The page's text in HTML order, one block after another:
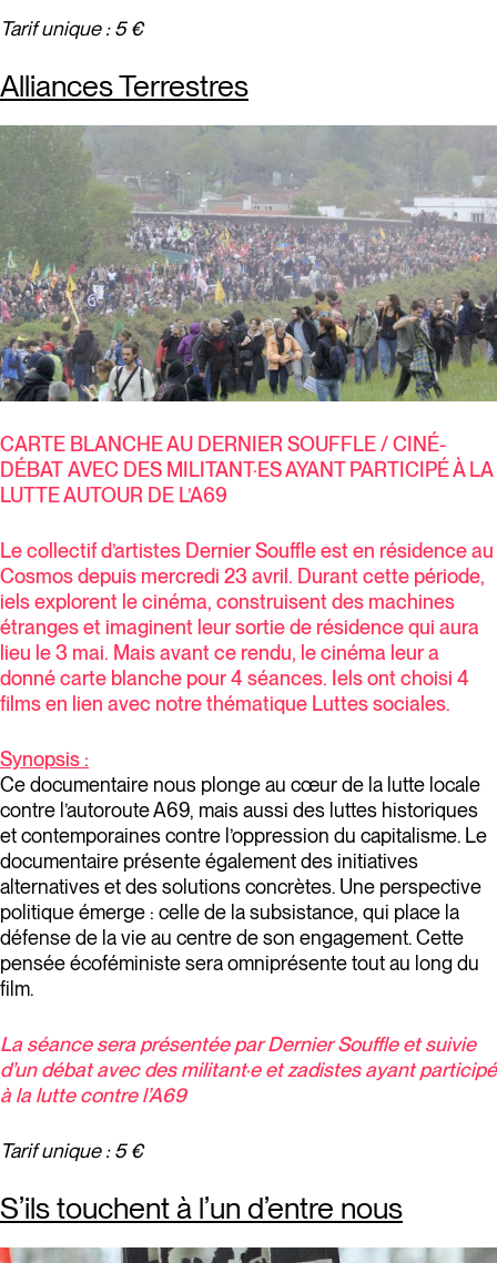
Tarif unique : 5 €
Alliances Terrestres
CARTE BLANCHE AU DERNIER SOUFFLE / CINÉ-
DÉBATAVEC DES MILITANT·ES AYANT PARTICIPÉ À LA
LUTTE AUTOUR DE L’A69
Le collectif d’artistes Dernier Souffle est en résidence au
Cosmos depuis mercredi 23 avril. Durant cette période,
iels explorent le cinéma, construisent des machines
étranges et imaginent leur sortie de résidence qui aura
lieu le 3 mai. Mais avant ce rendu, le cinéma leur a
donné carte blanche pour 4 séances. Iels ont choisi 4
films en lien avec notre thématique Luttes sociales.
Synopsis :
Ce documentaire nous plonge au cœur de la lutte locale
contre l’autoroute A69, mais aussi des luttes historiques
et contemporaines contre l’oppression du capitalisme. Le
documentaire présente également des initiatives
alternatives et des solutions concrètes. Une perspective
politique émerge : celle de la subsistance, qui place la
défense de la vie au centre de son engagement. Cette
pensée écoféministe sera omniprésente tout au long du
film.
La séance sera présentée par Dernier Souffle et suivie
d’un débat avec des militant·e et zadistes ayant participé
à la lutte contre l’A69
Tarif unique : 5 €
S’ils touchent à l’un d’entre nous